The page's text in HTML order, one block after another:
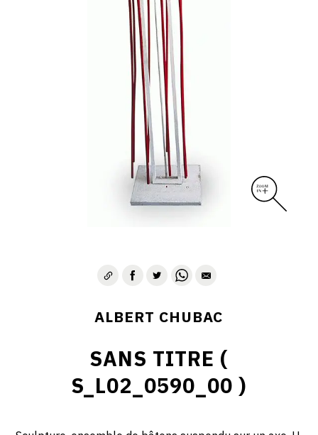
CONTACT
ALBERT CHUBAC
SANS TITRE (
S_L02_0590_00 )